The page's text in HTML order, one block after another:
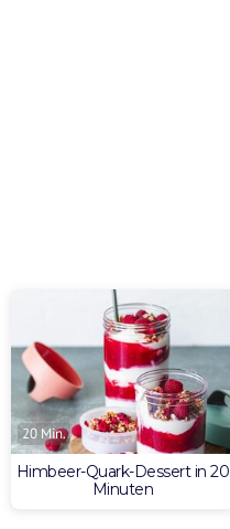
20 Min.
Himbeer-Quark-Dessert in 20
Minuten